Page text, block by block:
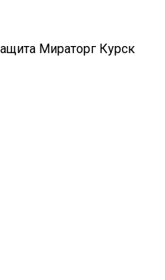
Мираторг Курск